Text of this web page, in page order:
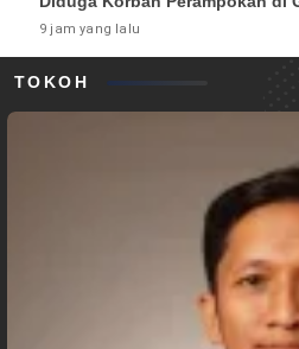
9 jam yang lalu
TOKOH